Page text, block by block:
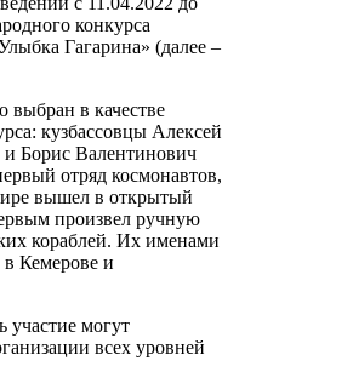
конкурса
Гагарина» (далее –
выбран в качестве
кузбассовцы Алексей
Борис Валентинович
отряд космонавтов,
вышел в открытый
произвел ручную
кораблей. Их именами
Кемерове и
участие могут
всех уровней